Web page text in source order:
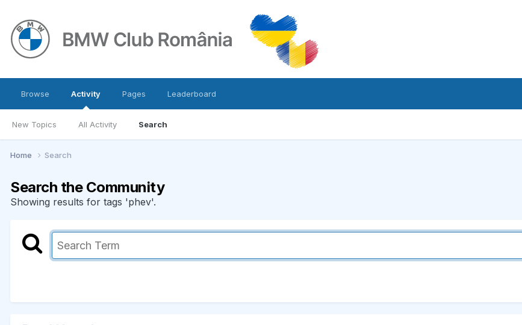
Browse Activity
New Topics All Activity Search
Pages Leaderboard
Home Search
Search the Community
Showing results for tags 'phev'.